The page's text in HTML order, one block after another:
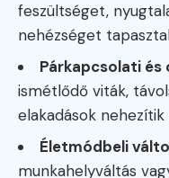
feszültséget,
nehézséget
Párkapcsolati és
ismétlődő viták,
elakadások
Életmódbeli
munkahelyváltás